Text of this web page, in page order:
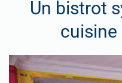
Un bistrot
cuisine